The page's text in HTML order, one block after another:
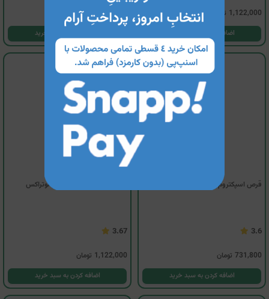
1,122,000 تومان
اضافه کردن به سبد خرید
627,000 تومان
اضافه کردن به سبد خرید
قرص اسپکتروم نوتراکس
3.6
731,800 تومان
اضافه کردن به سبد خرید
کپسول وایتا-هی کانسپشن نوتراکس
3.67
1,122,000 تومان
اضافه کردن به سبد خرید